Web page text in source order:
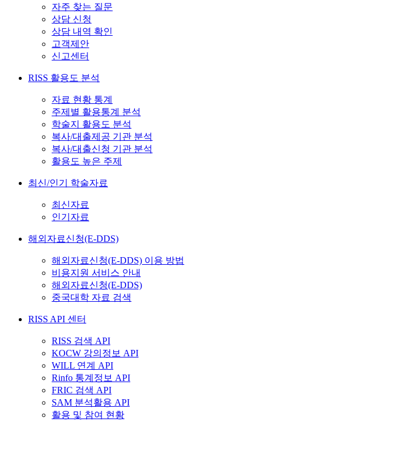
자주 찾는 질문
상담 신청
상담 내역 확인
고객제안
신고센터
RISS 활용도 분석
자료 현황 통계
주제별 활용통계 분석
학술지 활용도 분석
복사/대출제공 기관 분석
복사/대출신청 기관 분석
활용도 높은 주제
최신/인기 학술자료
최신자료
인기자료
해외자료신청(E-DDS)
해외자료신청(E-DDS) 이용 방법
비용지원 서비스 안내
해외자료신청(E-DDS)
중국대학 자료 검색
RISS API 센터
RISS 검색 API
KOCW 강의정보 API
WILL 연계 API
Rinfo 통계정보 API
FRIC 검색 API
SAM 분석활용 API
활용 및 참여 현황